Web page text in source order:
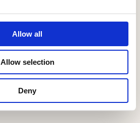
Allow all
Allow selection
Deny